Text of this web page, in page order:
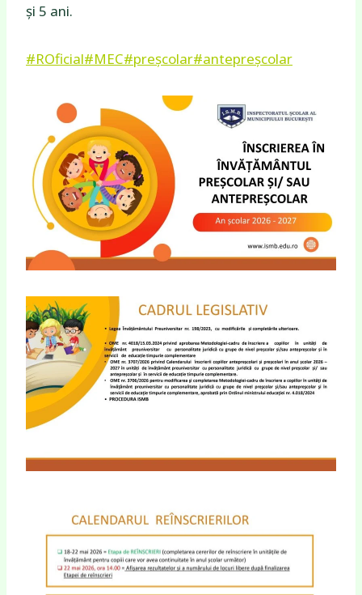
și 5 ani.
#ROficial#MEC#preșcolar#antepreșcolar